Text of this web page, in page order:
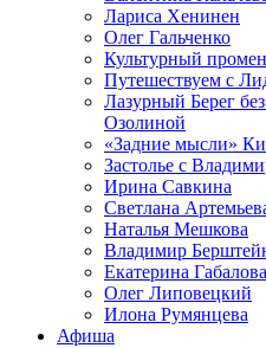
Лариса Хенинен
Олег Гальченко
Культурный
Путешествуем с
Лазурный Берег
Озолиной
«Задние мысли»
Застолье с
Ирина Савкина
Светлана
Наталья Мешкова
Владимир
Екатерина Габалова
Олег Липовецкий
Илона Румянцева
Афиша